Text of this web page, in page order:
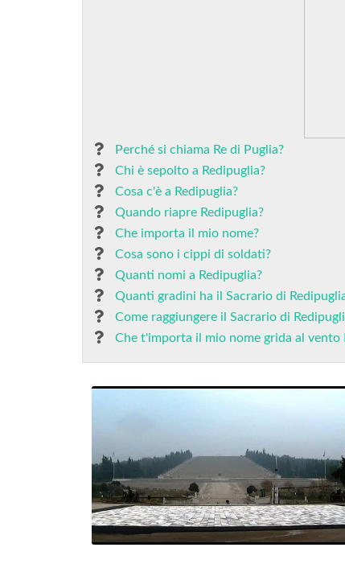
Perché si chiama Re di Puglia?
Chi è sepolto a Redipuglia?
Cosa c'è a Redipuglia?
Quando riapre Redipuglia?
Che importa il mio nome?
Cosa sono i cippi di soldati?
Quanti nomi a Redipuglia?
Quanti gradini ha il Sacrario di
Come raggiungere il Sacrario di
Che t'importa il mio nome grida al